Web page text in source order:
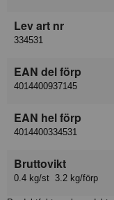
Lev art nr
334531
EAN del förp
4014400937145
EAN hel förp
4014400334531
Bruttovikt
0.4 kg/st 3.2 kg/förp